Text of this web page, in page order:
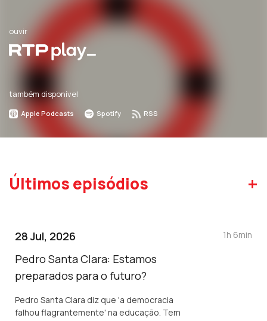
ouvir
também disponível
Apple Podcasts Spotify RSS
Últimos episódios +
28 Jul, 2026
Pedro Santa Clara: Estamos
preparados para o futuro?
Pedro Santa Clara diz que 'a democracia
falhou flagrantemente' na educação. Tem
1h 6min